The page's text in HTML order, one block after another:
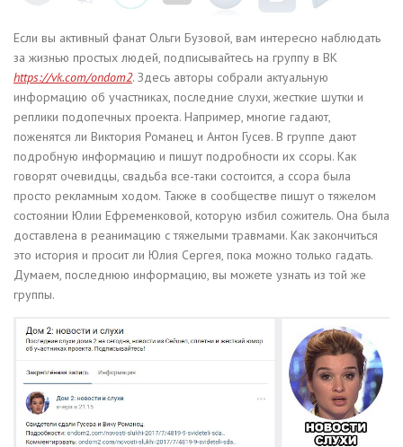
Если вы активный фанат Ольги Бузовой, вам интересно наблюдать
за жизнью простых людей, подписывайтесь на группу в ВК
https://vk.com/ondom2. Здесь авторы собрали актуальную
информацию об участниках, последние слухи, жесткие шутки и
реплики подопечных проекта. Например, многие гадают,
поженятся ли Виктория Романец и Антон Гусев. В группе дают
подробную информацию и пишут подробности их ссоры. Как
говорят очевидцы, свадьба все-таки состоится, а ссора была
просто рекламным ходом. Также в сообществе пишут о тяжелом
состоянии Юлии Ефременковой, которую избил сожитель. Она была
доставлена в реанимацию с тяжелыми травмами. Как закончиться
это история и просит ли Юлия Сергея, пока можно только гадать.
Думаем, последнюю информацию, вы можете узнать из той же
группы.